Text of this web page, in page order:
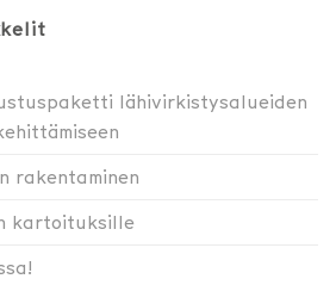
lähivirkistysalueiden
rakentaminen
kartoituksille